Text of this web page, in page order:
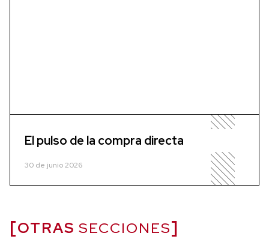
El pulso de la compra directa
30 de junio 2026
OTRAS SECCIONES